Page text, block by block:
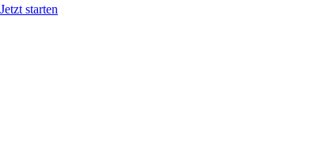
Jetzt starten